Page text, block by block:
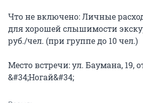
Что не включено: Личные
для хорошей слышимости
руб./чел. (при группе до 10 чел.)
Место встречи: ул. Баумана, 19,
&#34;Ногай&#34;